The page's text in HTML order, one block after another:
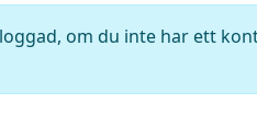
om du inte har ett